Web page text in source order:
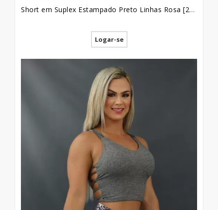
Short em Suplex Estampado Preto Linhas Rosa [2103103]
Logar-se